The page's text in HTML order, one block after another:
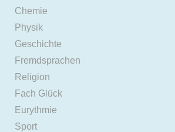
Chemie
Physik
Geschichte
Fremdsprachen
Religion
Fach Glück
Eurythmie
Sport